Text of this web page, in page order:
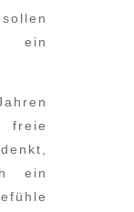
ein
freie
ein